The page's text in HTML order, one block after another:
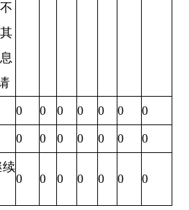
0 0 0 0 0 0 0
0 0 0 0 0 0 0
续
0 0 0 0 0 0 0